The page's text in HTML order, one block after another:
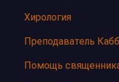
Хирология
Преподаватель
Помощь